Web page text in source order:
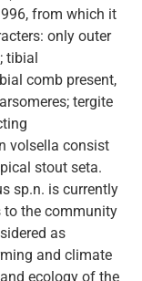
from which it
only outer
tibial
comb present,
tergite
volsella consist
stout seta.
sp.n. is currently
to the community
as
and climate
ecology of the